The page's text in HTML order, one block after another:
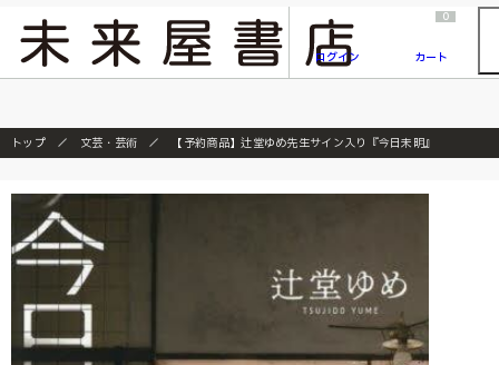
『ONE PIECE magazine 021 ONE PIECEカード付き同梱版』発売延期のご案内
ログイン
0
カート
トップ 文芸・芸術 【予約商品】辻堂ゆめ先生サイン入り『今日未明』